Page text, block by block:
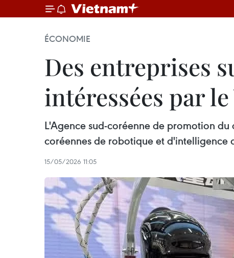
ÉCONOMIE
Des entreprises
intéressées par
L'Agence sud-coréenne de promotion
coréennes de robotique et d'intelligence
15/05/2026 11:05